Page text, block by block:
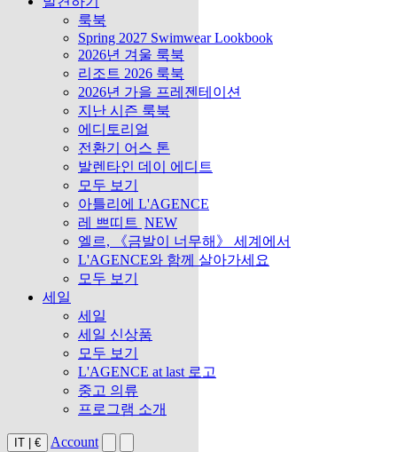
룩북
Spring 2027 Swimwear Lookbook
2026년 겨울 룩북
리조트 2026 룩북
2026년 가을 프레젠테이션
지난 시즌 룩북
에디토리얼
전환기 어스 톤
발렌타인 데이 에디트
모두 보기
아틀리에 L'AGENCE
레 쁘띠트 NEW
엘르, 《금발이 너무해》 세계에서
L'AGENCE와 함께 살아가세요
모두 보기
세일
세일
세일 신상품
모두 보기
L'AGENCE at last 로고
중고 의류
프로그램 소개
IT € Account